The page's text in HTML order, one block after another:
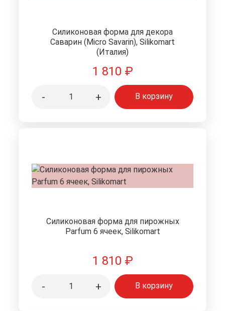
Силиконовая форма для декора
Саварин (Micro Savarin), Silikomart
(Италия)
1 810 ₽
- + В корзину
Силиконовая форма для пирожных
Parfum 6 ячеек, Silikomart
1 810 ₽
- + В корзину